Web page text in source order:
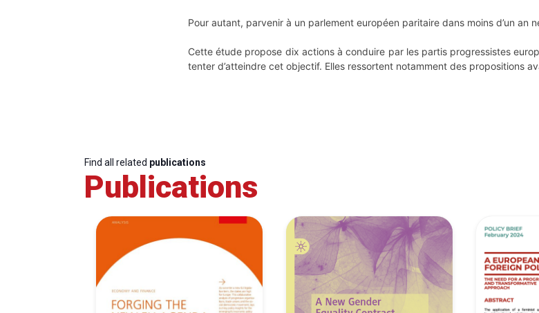
Pour autant, parvenir à un parlement européen paritaire dans moins d’un an
Cette étude propose dix actions à conduire par les partis progressistes
tenter d’atteindre cet objectif. Elles ressortent notamment des propositions
Find all related publications
Publications